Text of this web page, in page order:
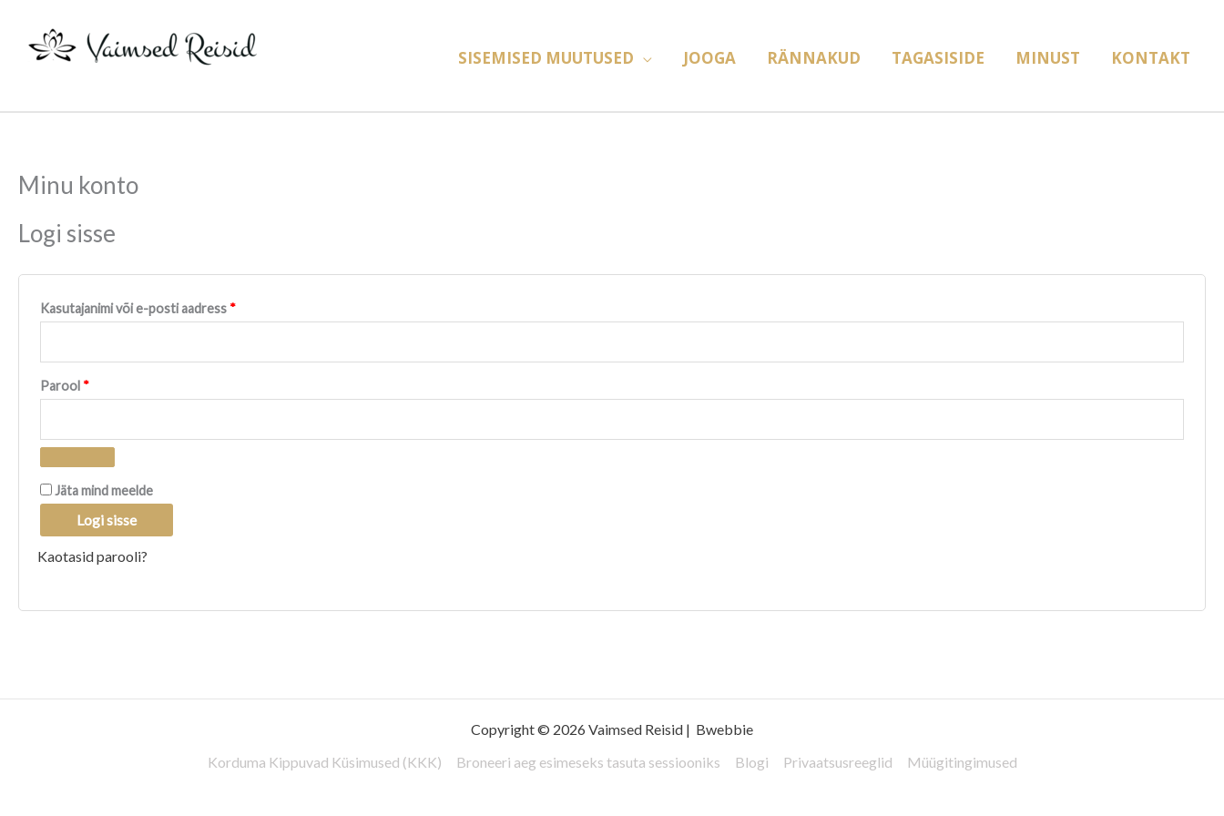
content
SISEMISED MUUTUSED JOOGA RÄNNAKUD TAGASISIDE MINUST KONTAKT
Minu konto
Logi sisse
Kasutajanimi või e-posti aadress *
Parool *
Nõutud
Jäta mind meelde
Logi sisse
Kaotasid parooli?
Copyright © 2026 Vaimsed Reisid | Bwebbie
Korduma Kippuvad Küsimused (KKK)
Broneeri aeg esimeseks tasuta sessiooniks Blogi Privaatsusreeglid Müügitingimused